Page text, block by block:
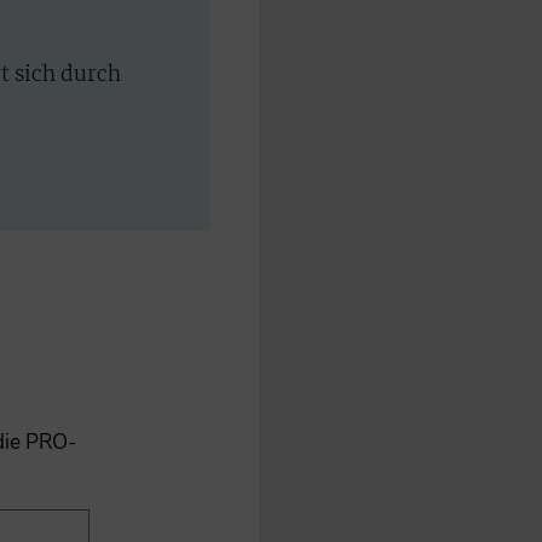
sich durch
PRO-